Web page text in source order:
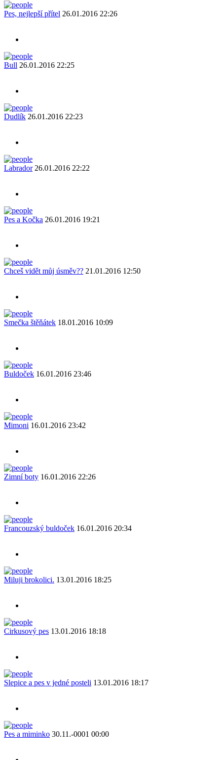
Pes, nejlepší přítel 26.01.2016 22:26
Bull 26.01.2016 22:25
Dudlík 26.01.2016 22:23
Labrador 26.01.2016 22:22
Pes a Kočka 26.01.2016 19:21
Chceš vidět můj úsměv?? 21.01.2016 12:50
Smečka štěňátek 18.01.2016 10:09
Buldoček 16.01.2016 23:46
Mimoni 16.01.2016 23:42
Zimní boty 16.01.2016 22:26
Francouzský buldoček 16.01.2016 20:34
Miluji brokolici. 13.01.2016 18:25
Cirkusový pes 13.01.2016 18:18
Slepice a pes v jedné posteli 13.01.2016 18:17
Pes a miminko 30.11.-0001 00:00